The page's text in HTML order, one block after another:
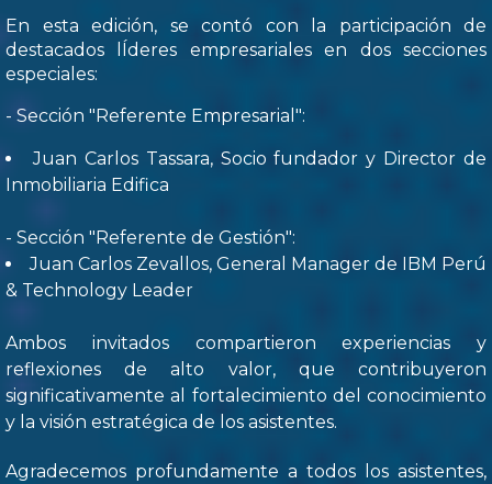
En esta edición, se contó con la participación de
destacados lÍderes empresariales en dos secciones
especiales:
- Sección "Referente Empresarial":
Juan Carlos Tassara, Socio fundador y Director de
Inmobiliaria Edifica
- Sección "Referente de Gestión":
Juan Carlos Zevallos, General Manager de IBM Perú
& Technology Leader
Ambos invitados compartieron experiencias y
reflexiones de alto valor, que contribuyeron
significativamente al fortalecimiento del conocimiento
y la visión estratégica de los asistentes.
Agradecemos profundamente a todos los asistentes,